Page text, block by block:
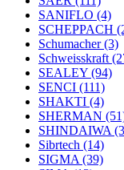
SANIFLO (4)
SCHEPPACH
Schumacher(3)
Schweisskraft
SEALEY (94)
SENCI (111)
SHAKTI (4)
SHERMAN
SHINDAIWA
Sibrtech (14)
SIGMA (39)